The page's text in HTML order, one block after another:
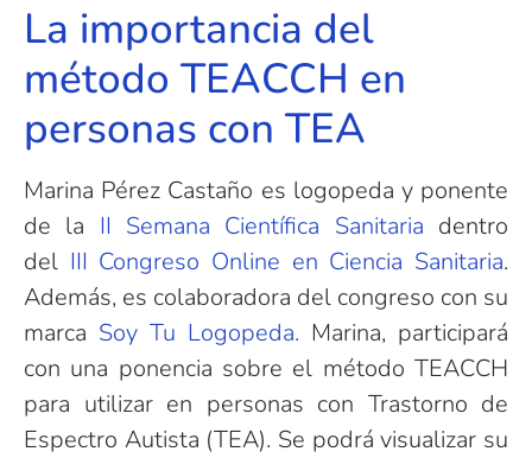
La importancia del
método TEACCH en
personas con TEA
Marina Pérez Castaño es logopeda y ponente
de la II Semana Científica Sanitaria dentro
del III Congreso Online en Ciencia Sanitaria.
Además, es colaboradora del congreso con su
marca Soy Tu Logopeda. Marina, participará
con una ponencia sobre el método TEACCH
para utilizar en personas con Trastorno de
Espectro Autista (TEA). Se podrá visualizar su